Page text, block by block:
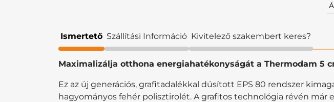
Ismertető Szállítási Információ Kivitelező szakembert keres?
Maximalizálja otthona energiahatékonyságát a Thermodam 5
Ez az új generációs, grafitadalékkal dúsított EPS 80 rendszer
hagyományos fehér polisztirolét. A grafitos technológia révén már